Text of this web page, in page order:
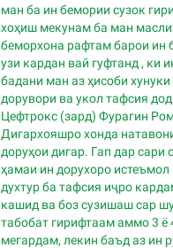
ман ба ин бемории сузок
хоҳиш мекунам ба ман
беморхона рафтам барои ин
узи кардан вай гуфтанд , ки
бадани ман аз ҳисоби
дорувори ва укол тафсия
Цефтрокс (зард) Фурагин
Дигархояшро хонда
доруҳои дигар. Гап дар сари
ҳамаи ин дорухоро истеъмол
духтур ба тафсия иҷро
кашид ва боз сузишаш сар
табобат гирифтаам аммо 3 ё
мегардам, лекин баъд аз ин